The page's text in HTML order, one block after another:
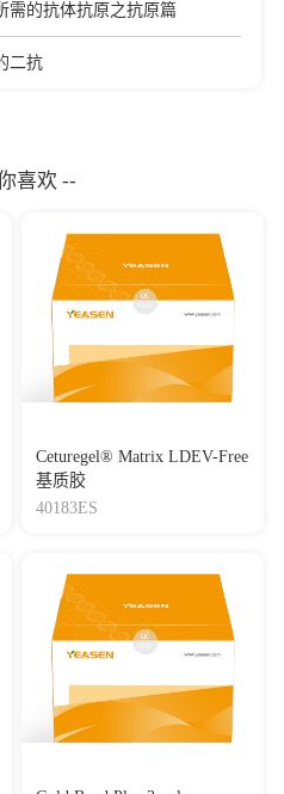
需的抗体抗原之抗原篇
二抗
喜欢 --
Ceturegel® Matrix LDEV-Free
基质胶
40183ES